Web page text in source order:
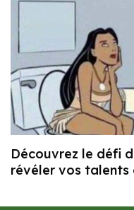
Découvrez le défi
révéler vos talents